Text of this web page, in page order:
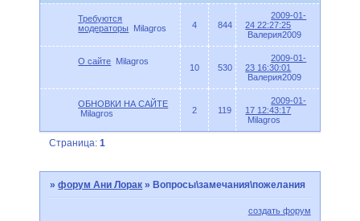
Требуются
модераторы
Milagros 4 844
2009-01-
24 22:27:25
Валерия2009
О сайте Milagros
10 530
2009-01-
23 16:30:01
Валерия2009
ОБНОВКИ НА САЙТЕ
Milagros
2 119
2009-01-
17 12:43:17
Milagros
Страница:1
»форум Ани Лорак » Вопросы\замечания\пожелания
создать форум